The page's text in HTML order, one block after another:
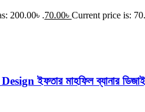
200.00৳ .70.00৳ Current price is:
ইফতার মাহফিল ব্যানার